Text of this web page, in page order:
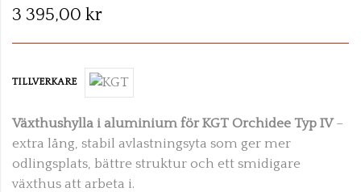
gallery
3 395,00 kr
TILLVERKARE
Växthushylla i aluminium för KGT Orchidee Typ IV–
extra lång, stabil avlastningsyta som ger mer
odlingsplats, bättre struktur och ett smidigare
växthus att arbeta i.